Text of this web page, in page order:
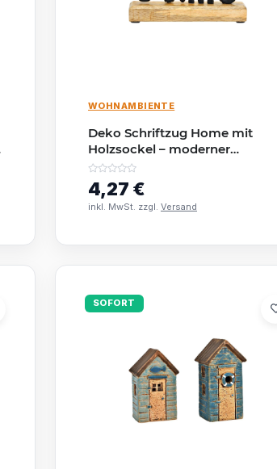
WOHNAMBIENTE
Deko Schriftzug Home mit
Holzsockel – moderner
Aufsteller aus Metall &
Mangoholz
4,27 €
inkl. MwSt. zzgl. Versand
SOFORT